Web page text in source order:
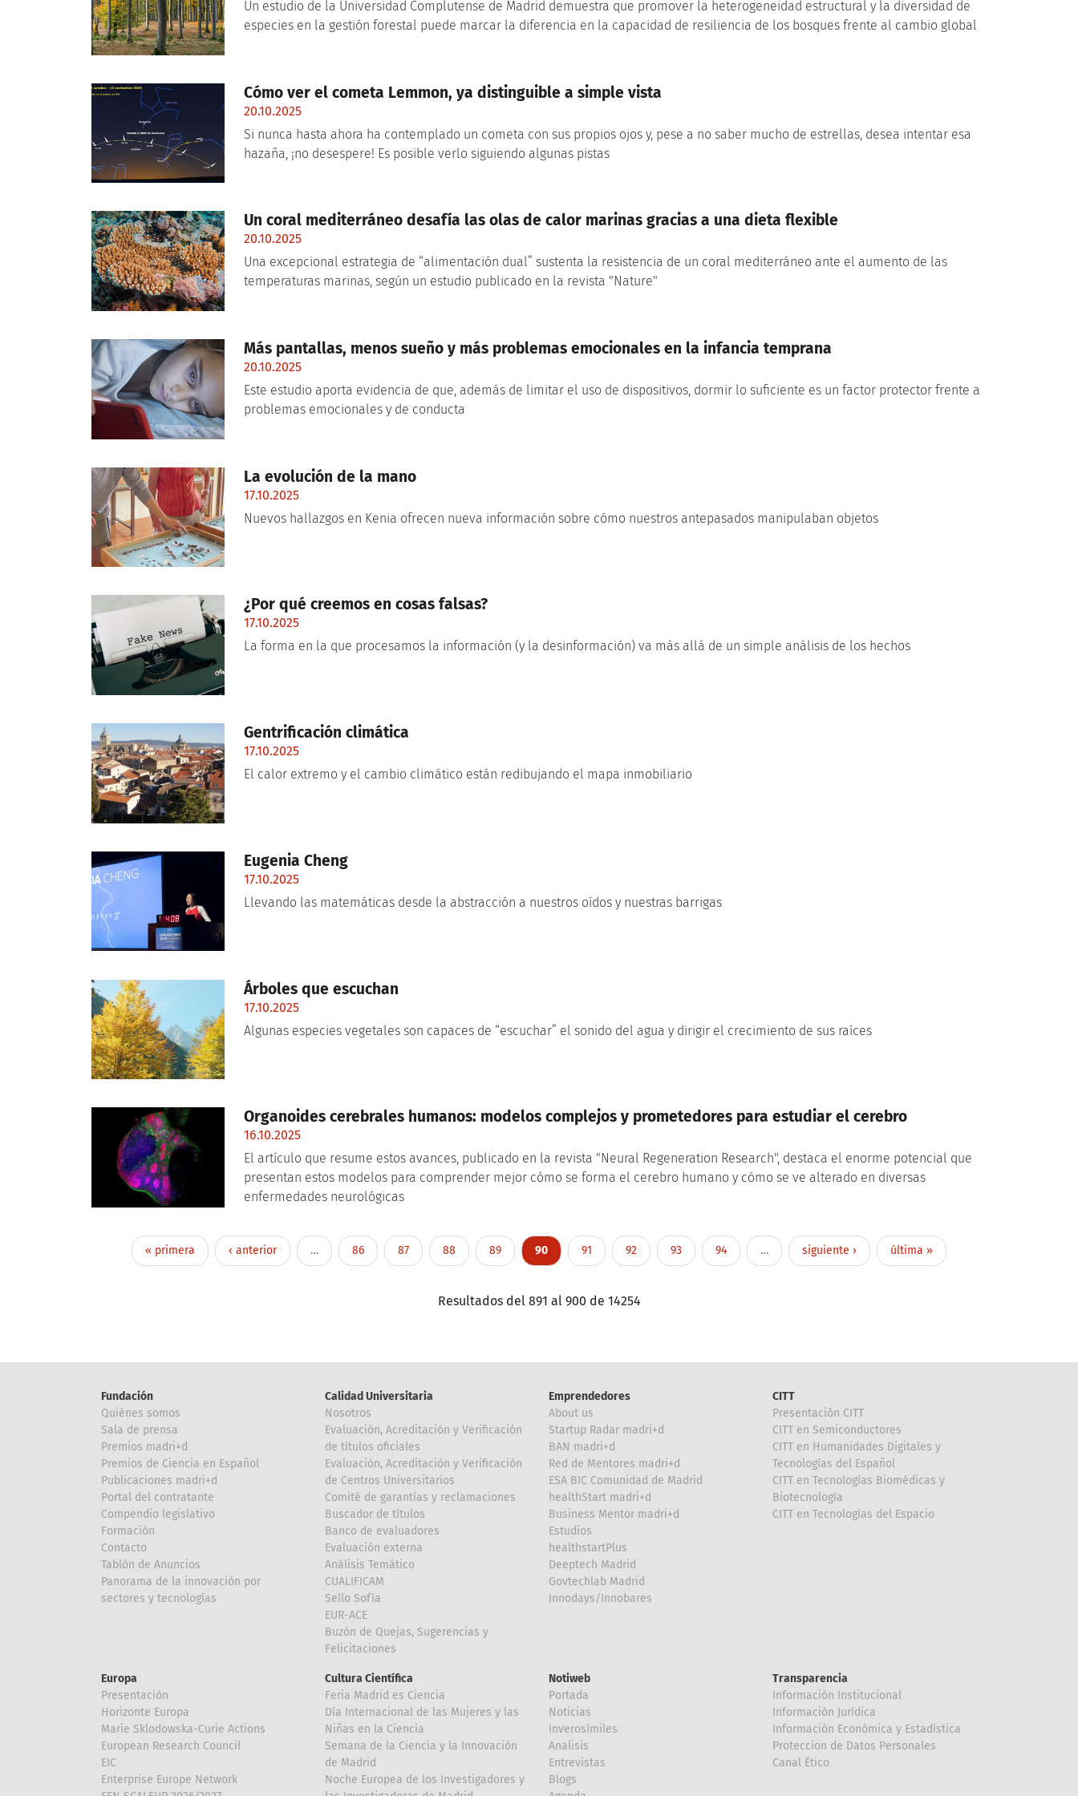
Un estudio de la Universidad Complutense de Madrid demuestra que promover la heterogeneidad estructural y la diversidad de
especies en la gestión forestal puede marcar la diferencia en la capacidad de resiliencia de los bosques frente al cambio global
Cómo ver el cometa Lemmon, ya distinguible a simple vista
20.10.2025
Si nunca hasta ahora ha contemplado un cometa con sus propios ojos y, pese a no saber mucho de estrellas, desea intentar esa
hazaña, ¡no desespere! Es posible verlo siguiendo algunas pistas
Un coral mediterráneo desafía las olas de calor marinas gracias a una dieta flexible
20.10.2025
Una excepcional estrategia de “alimentación dual” sustenta la resistencia de un coral mediterráneo ante el aumento de las
temperaturas marinas, según un estudio publicado en la revista "Nature"
Más pantallas, menos sueño y más problemas emocionales en la infancia temprana
20.10.2025
Este estudio aporta evidencia de que, además de limitar el uso de dispositivos, dormir lo suficiente es un factor protector frente a
problemas emocionales y de conducta
La evolución de la mano
17.10.2025
Nuevos hallazgos en Kenia ofrecen nueva información sobre cómo nuestros antepasados manipulaban objetos
¿Por qué creemos en cosas falsas?
17.10.2025
La forma en la que procesamos la información (y la desinformación) va más allá de un simple análisis de los hechos
Gentrificación climática
17.10.2025
El calor extremo y el cambio climático están redibujando el mapa inmobiliario
Eugenia Cheng
17.10.2025
Llevando las matemáticas desde la abstracción a nuestros oídos y nuestras barrigas
Árboles que escuchan
17.10.2025
Algunas especies vegetales son capaces de “escuchar” el sonido del agua y dirigir el crecimiento de sus raíces
Organoides cerebrales humanos: modelos complejos y prometedores para estudiar el cerebro
16.10.2025
El artículo que resume estos avances, publicado en la revista "Neural Regeneration Research", destaca el enorme potencial que
presentan estos modelos para comprender mejor cómo se forma el cerebro humano y cómo se ve alterado en diversas
enfermedades neurológicas
Paginación
Primera página
« primera Página anterior
‹ anterior … Page
86 Page
87 Page
88 Page
89 Página actual
90 Page
91 Page
92 Page
93 Page
94 … Siguiente página
siguiente › Última página
última »
Resultados del 891 al 900 de 14254
Fundación
Quiénes somos
Sala de prensa
Premios madri+d
Premios de Ciencia en Español
Publicaciones madri+d
Portal del contratante
Compendio legislativo
Formación
Contacto
Tablón de Anuncios
Panorama de la innovación por
sectores y tecnologías
Calidad Universitaria
Nosotros
Evaluación, Acreditación y Verificación
de títulos oficiales
Evaluación, Acreditación y Verificación
de Centros Universitarios
Comité de garantías y reclamaciones
Buscador de títulos
Banco de evaluadores
Evaluación externa
Análisis Temático
CUALIFICAM
Sello Sofía
EUR-ACE
Buzón de Quejas, Sugerencias y
Felicitaciones
Emprendedores
About us
Startup Radar madri+d
BAN madri+d
Red de Mentores madri+d
ESA BIC Comunidad de Madrid
healthStart madri+d
Business Mentor madri+d
Estudios
healthstartPlus
Deeptech Madrid
Govtechlab Madrid
Innodays/Innobares
CITT
Presentación CITT
CITT en Semiconductores
CITT en Humanidades Digitales y
Tecnologías del Español
CITT en Tecnologías Biomédicas y
Biotecnología
CITT en Tecnologías del Espacio
Europa
Presentación
Horizonte Europa
Marie Sklodowska-Curie Actions
European Research Council
EIC
Enterprise Europe Network
Cultura Científica
Feria Madrid es Ciencia
Día Internacional de las Mujeres y las
Niñas en la Ciencia
Semana de la Ciencia y la Innovación
de Madrid
Noche Europea de los Investigadores y
Notiweb
Portada
Noticias
Inverosímiles
Analisis
Entrevistas
Blogs
Transparencia
Información Institucional
Información Jurídica
Información Económica y Estadística
Proteccion de Datos Personales
Canal Ético